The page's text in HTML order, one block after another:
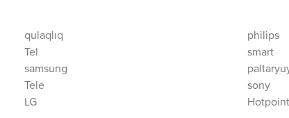
qulaqlıq
Tel
samsung
Tele
LG
philips
smart
sony